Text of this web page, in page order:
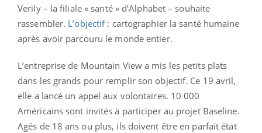
Verily – la filiale « santé » d’Alphabet – souhaite
rassembler. L’objectif : cartographier la santé humaine
après avoir parcouru le monde entier.
L’entreprise de Mountain View a mis les petits plats
dans les grands pour remplir son objectif. Ce 19 avril,
elle a lancé un appel aux volontaires. 10 000
Américains sont invités à participer au projet Baseline.
Agés de 18 ans ou plus, ils doivent être en parfait état